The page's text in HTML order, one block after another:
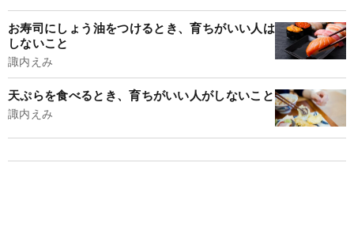
お寿司にしょう油をつけるとき、育ちがいい人は
しないこと
諏内えみ
天ぷらを食べるとき、育ちがいい人がしないこと
諏内えみ